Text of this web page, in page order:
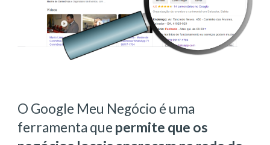
O Google Meu Negócio é uma
ferramenta que permite que os